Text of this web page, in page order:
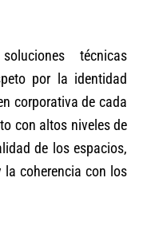
técnicas
por la identidad
corporativa de cada
con altos niveles de
de los espacios,
coherencia con los